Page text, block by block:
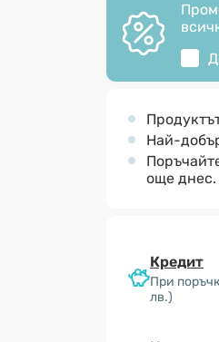
Най-
още днес.
Кредит
При
лв.)